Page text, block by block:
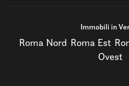
Immobili in
Roma Nord Roma Est
Ovest